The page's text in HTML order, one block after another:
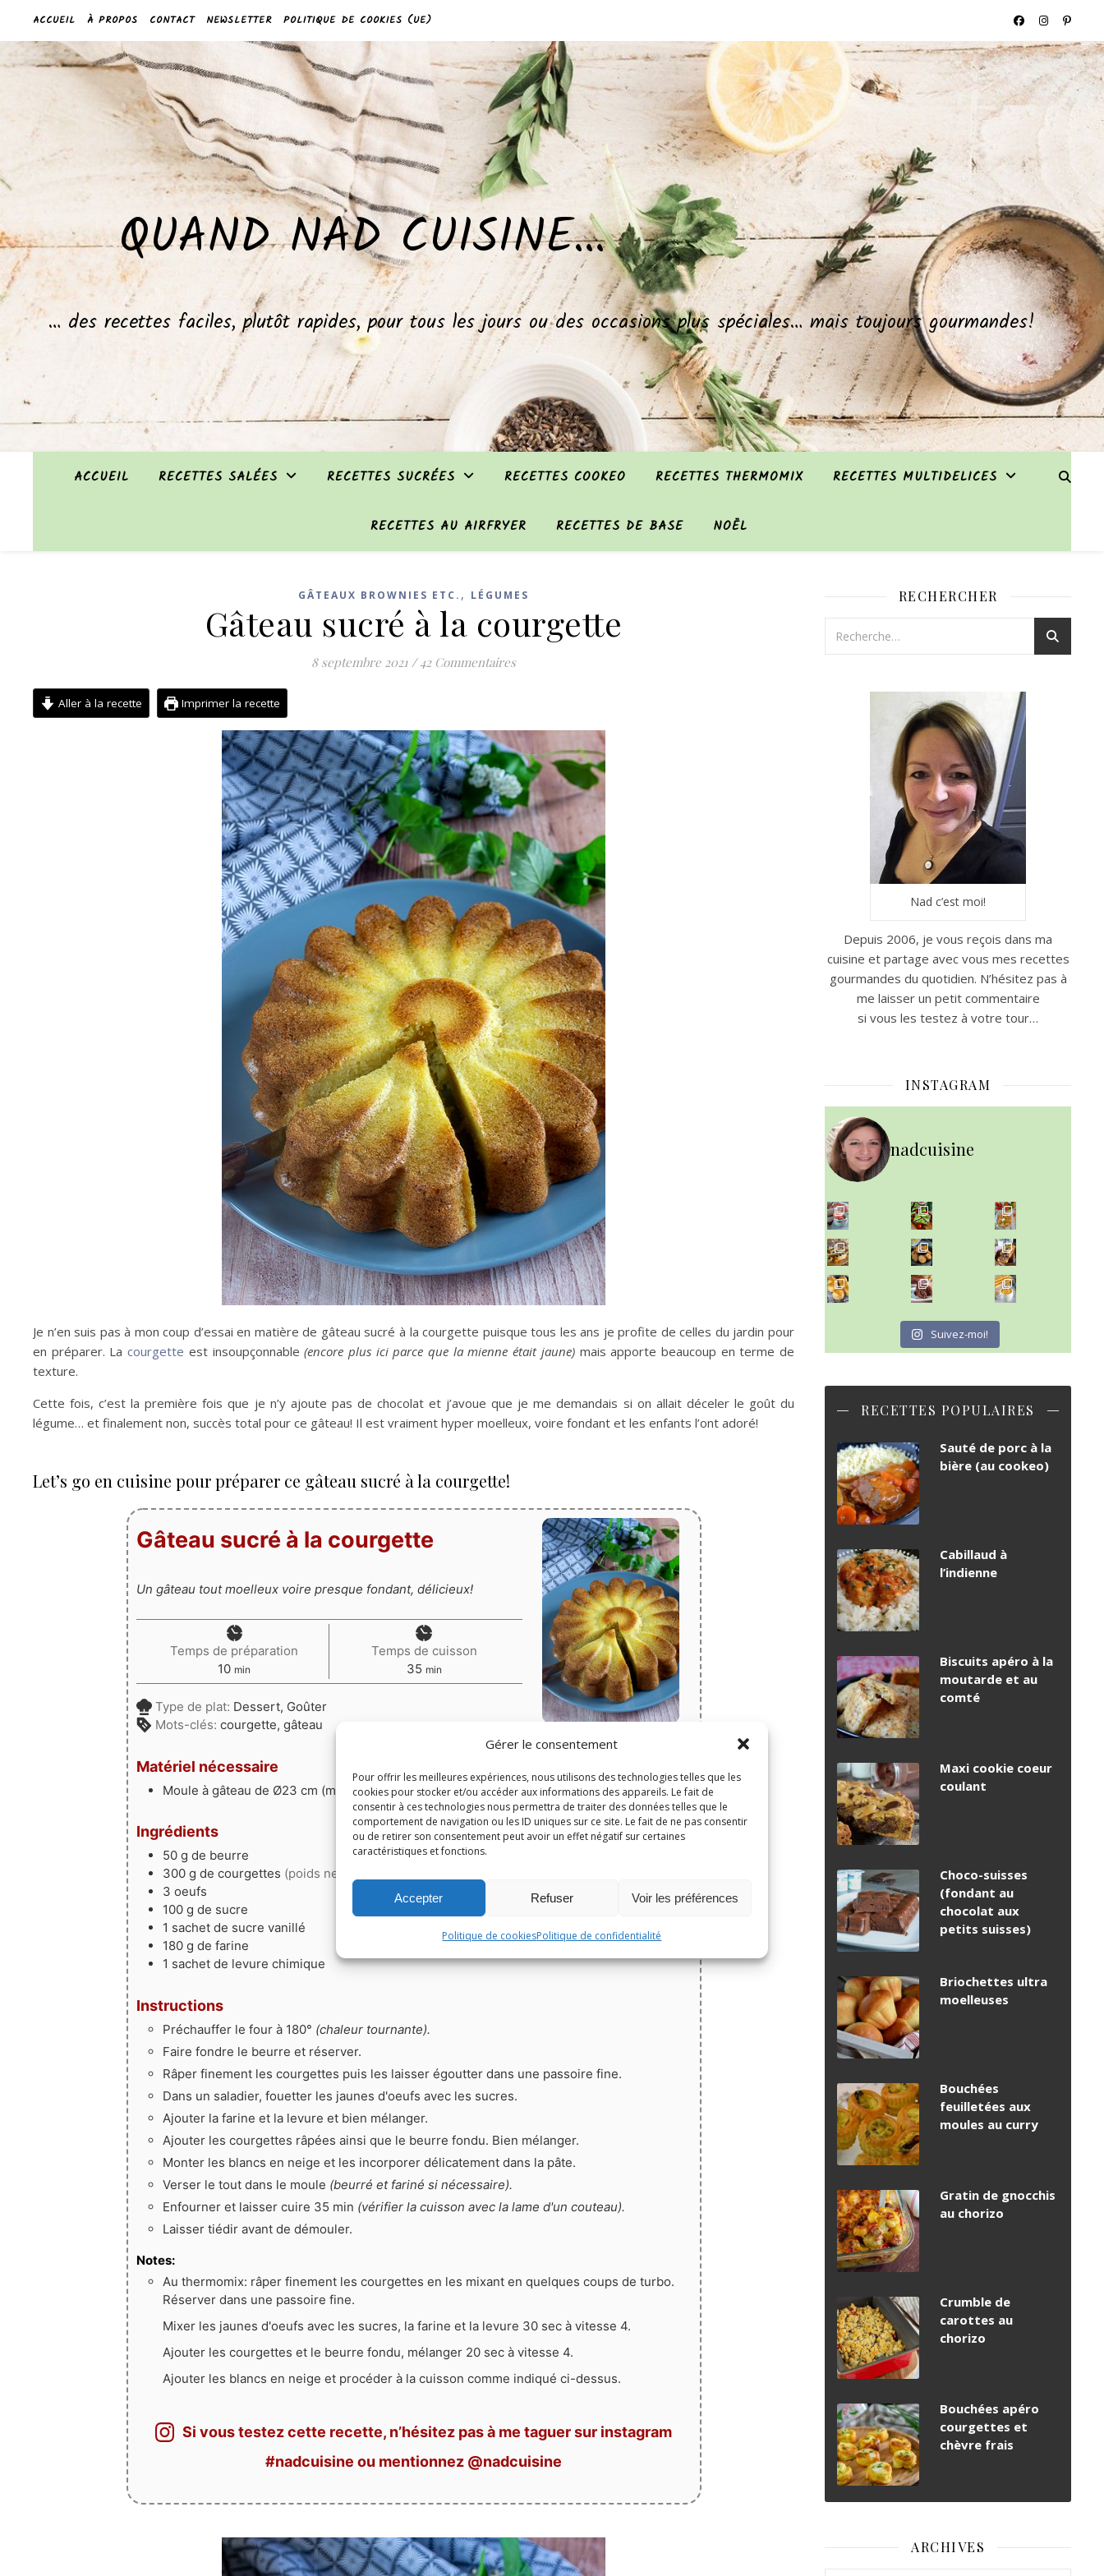
Gérer le consentement
Pour offrir les meilleures expériences, nous utilisons des technologies telles que les
cookies pour stocker et/ou accéder aux informations des appareils. Le fait de
consentir à ces technologies nous permettra de traiter des données telles que le
comportement de navigation ou les ID uniques sur ce site. Le fait de ne pas consentir
ou de retirer son consentement peut avoir un effet négatif sur certaines
caractéristiques et fonctions.
Accepter Refuser Voir les préférences
Politique de cookiesPolitique de confidentialité
ACCUEIL À PROPOS CONTACT NEWSLETTER POLITIQUE DE COOKIES (UE)
QUAND NAD CUISINE…
… des recettes faciles, plutôt rapides, pour tous les jours ou des occasions plus spéciales… mais toujours gourmandes!
ACCUEIL RECETTES SALÉES RECETTES SUCRÉES RECETTES COOKEO RECETTES THERMOMIX RECETTES MULTIDELICES
RECETTES AU AIRFRYER RECETTES DE BASE NOËL
GÂTEAUX BROWNIES ETC. , LÉGUMES
Gâteau sucré à la courgette
8 septembre 2021 / 42 Commentaires
Aller à la recette Imprimer la recette
Je n’en suis pas à mon coup d’essai en matière de gâteau sucré à la courgette puisque tous les ans je profite de celles du jardin pour
en préparer. Lacourgette est insoupçonnable (encore plus ici parce que la mienne était jaune)mais apporte beaucoup en terme de
texture.
Cette fois, c’est la première fois que je n’y ajoute pas de chocolat et j’avoue que je me demandais si on allait déceler le goût du
légume… et finalement non, succès total pour ce gâteau! Il est vraiment hyper moelleux, voire fondant et les enfants l’ont adoré!
Let’s go en cuisine pour préparer ce gâteau sucré à la courgette!
Épingler la recette
4.95de17votes
Gâteau sucré à la courgette
Un gâteau tout moelleux voire presque fondant, délicieux!
Temps de préparation
10minutes
min
Temps de cuisson
35minutes
min
Type de plat: Dessert, Goûter
Mots-clés: courgette, gâteau
Matériel nécessaire
Moule à gâteau de Ø23 cm (moule marguerite)
Ingrédients
50 g de beurre
300 g de courgettes (poids net, pelées)
3 oeufs
100 g de sucre
1 sachet de sucre vanillé
180 g de farine
1 sachet de levure chimique
Instructions
Préchauffer le four à 180° (chaleur tournante).
Faire fondre le beurre et réserver.
Râper finement les courgettes puis les laisser égoutter dans une passoire fine.
Dans un saladier, fouetter les jaunes d'oeufs avec les sucres.
Ajouter la farine et la levure et bien mélanger.
Ajouter les courgettes râpées ainsi que le beurre fondu. Bien mélanger.
Monter les blancs en neige et les incorporer délicatement dans la pâte.
Verser le tout dans le moule (beurré et fariné si nécessaire).
Enfourner et laisser cuire 35 min (vérifier la cuisson avec la lame d'un couteau).
Laisser tiédir avant de démouler.
Notes:
Au thermomix: râper finement les courgettes en les mixant en quelques coups de turbo.
Réserver dans une passoire fine.
Mixer les jaunes d'oeufs avec les sucres, la farine et la levure 30 sec à vitesse 4.
Ajouter les courgettes et le beurre fondu, mélanger 20 sec à vitesse 4.
Ajouter les blancs en neige et procéder à la cuisson comme indiqué ci-dessus.
Si vous testez cette recette, n’hésitez pas à me taguer sur instagram
#nadcuisine ou mentionnez @nadcuisine
RECHERCHER
Nad c’est moi!
Depuis 2006, je vous reçois dans ma
cuisine et partage avec vous mes recettes
gourmandes du quotidien. N’hésitez pas à
me laisser un petit commentaire
si vous les testez à votre tour…
INSTAGRAM
nadcuisine
~ NICE CREAM À LA FRAISE ~
Presque un mois que
~ SALADE DE PÂTES AUX DEUX TOMATES THON ET BURRA
~ FINANCIERS MYRTILLES ET CITRON ~
Aujourd'hu
~ BUNS MAISON ~
Un peu de boulange par ici au
~ GÂTEAU FONDANT CHOCO NOISETTE ~
C'est lundi
Suivez-moi!
RECETTES POPULAIRES
Sauté de porc à la
bière (au cookeo)
Cabillaud à
l’indienne
Biscuits apéro à la
moutarde et au
comté
Maxi cookie coeur
coulant
Choco-suisses
(fondant au
chocolat aux
petits suisses)
Briochettes ultra
moelleuses
Bouchées
feuilletées aux
moules au curry
Gratin de gnocchis
au chorizo
Crumble de
carottes au
chorizo
Bouchées apéro
courgettes et
chèvre frais
ARCHIVES